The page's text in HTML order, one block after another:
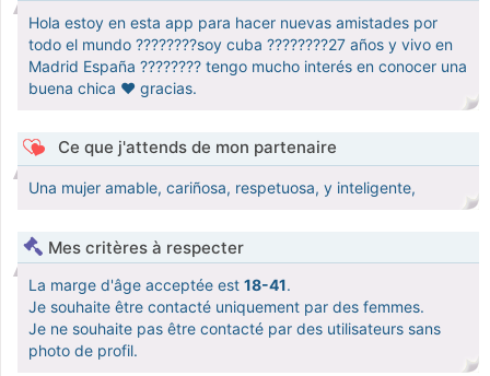
Hola estoy en esta app para hacer nuevas amistades por
todo el mundo ????????soy cuba ????????27 años y vivo en
Madrid España ???????? tengo mucho interés en conocer una
buena chica ❤️ gracias.
Ce que j'attends de mon partenaire
Una mujer amable, cariñosa, respetuosa, y inteligente,
Mes critères à respecter
La marge d'âge acceptée est 18-41.
Je souhaite être contacté uniquement par des femmes.
Je ne souhaite pas être contacté par des utilisateurs sans
photo de profil.